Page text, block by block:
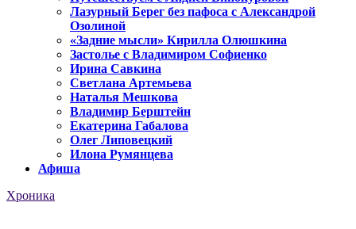
Лазурный Берег без пафоса с Александрой
Озолиной
«Задние мысли» Кирилла Олюшкина
Застолье с Владимиром Софиенко
Ирина Савкина
Светлана Артемьева
Наталья Мешкова
Владимир Берштейн
Екатерина Габалова
Олег Липовецкий
Илона Румянцева
Афиша
Хроника